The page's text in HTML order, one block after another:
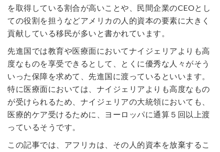
を取得している割合が高いことや、民間企業のCEOとし
ての役割を担うなどアメリカの人的資本の要素に大きく
貢献している移民が多いと書かれています。
先進国では教育や医療面においてナイジェリアよりも高
度なものを享受できるとして、とくに優秀な人々がそう
いった保障を求めて、先進国に渡っているといいます。
特に医療面においては、ナイジェリアよりも高度なもの
が受けられるため、ナイジェリアの大統領においても、
医療的ケア受けるために、ヨーロッパに通算５回以上渡
っているそうです。
この記事では、アフリカは、その人的資本を放棄するこ